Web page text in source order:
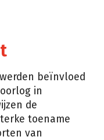
beïnvloed
in
de
toename
van